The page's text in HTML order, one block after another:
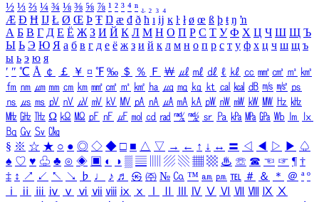
½ ⅓ ⅔ ¼ ¾ ⅛ ⅜ ⅝ ⅞ ¹ ² ³ ⁴ ⁿ ₁ ₂ ₃ ₄
Æ Ð Ħ Ĳ Ł Ø Œ Þ Ŧ Ŋ æ đ ð ħ ı ĳ ĸ ŀ ł ø œ ß þ ŧ ŋ ŉ
А Б В Г Д Е Ё Ж З И Й К Л М Н О П Р С Т У Ф Х Ц Ч Ш Щ Ъ
Ы Ь Э Ю Я а б в г д е ё ж з и й к л м н о п р с т у ф х ц ч ш щ ъ
ы ь э ю я
′ ″ ℃ Å ￠ ￡ ￥ ¤ ℉ ‰ ＄ ％ Ｆ ￦ ㎕ ㎖ ㎗ ℓ ㎘ ㏄ ㎣ ㎤ ㎥ ㎦
㎙ ㎚ ㎛ ㎜ ㎝ ㎞ ㎟ ㎠ ㎡ ㎢ ㏊ ㎍ ㎎ ㎏ ㏏ ㎈ ㎉ ㏈ ㎧ ㎨ ㎰
㎱ ㎲ ㎳ ㎴ ㎵ ㎶ ㎷ ㎸ ㎹ ㎀ ㎁ ㎂ ㎃ ㎄ ㎺ ㎻ ㎽ ㎾ ㎿ ㎐ ㎑
㎒ ㎓ ㎔ Ω ㏀ ㏁ ㎊ ㎋ ㎌ ㏖ ㏅ ㎭ ㎮ ㎯ ㏛ ㎩ ㎪ ㎫ ㎬ ㏝ ㏐
㏓
㏃ ㏉ ㏜ ㏆
§ ※ ☆ ★ ○ ● ◎ ◇ ◆ □ ■ △ ▽ → ← ↑ ↓ ↔ 〓 ◁ ◀ ▷ ▶ ♤
♠ ♡ ♥ ♧ ♣ ⊙ ◈ ▣ ◐ ◑ ▒ ▤ ▨ ▧ ▦ ▩ ♨ ☏ ☎ ☜ ☞ ¶ †
‡ ↕ ↗ ↙ ↖ ↘ ♭ ♩ ♪ ♬ ㉿ ㈜ № ㏇ ™ ㏂ ㏘ ℡ ＃ ＆ ＊ ＠ ª º
ⅰ
ⅱ ⅲ ⅳ ⅴ ⅵ ⅶ ⅷ ⅸ ⅹ Ⅳ Ⅴ Ⅵ Ⅶ Ⅷ Ⅸ Ⅹ